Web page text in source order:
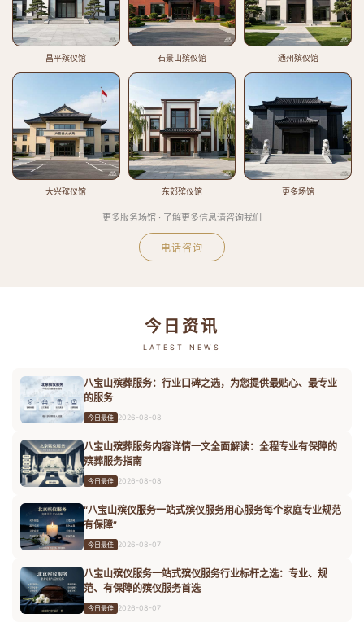
昌平殡仪馆 石景山殡仪馆 通州殡仪馆
大兴殡仪馆 东郊殡仪馆 更多场馆
更多服务场馆 · 了解更多信息请咨询我们
电话咨询
今日资讯
LATEST NEWS
八宝山殡葬服务：行业口碑之选，为您提供最贴心、最专业
的服务
今日最佳 2026-08-08
八宝山殡葬服务内容详情一文全面解读：全程专业有保障的
殡葬服务指南
今日最佳 2026-08-08
“八宝山殡仪服务一站式殡仪服务用心服务每个家庭专业规范
有保障”
今日最佳 2026-08-07
八宝山殡仪服务一站式殡仪服务行业标杆之选：专业、规
范、有保障的殡仪服务首选
今日最佳 2026-08-07